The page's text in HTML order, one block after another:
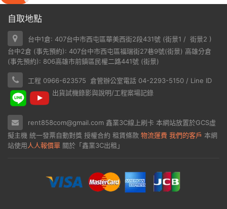
自取地點
台中1倉: 407台中市西屯區華美西街2段431號 (街景1 / 街景2 )
台中2倉 (事先預約): 407台中市西屯區福瑞街27巷9號(街景) 高雄分倉
(事先預約): 806高雄市前鎮區民權二路441號 (街景)
工程 0966-623575 倉管辦公室電話 04-2293-5150 / Line ID
出貨試機錄影與說明/工程案場記錄
rent858com@gmail.com 鑫業3C線上刷卡 本網站放置於GCS虛
擬主機 統一發票自動對獎 授權合約 租賃條款 物流運費 我們的客戶 本網
站使用人人報價單 關於「鑫業3C出租」